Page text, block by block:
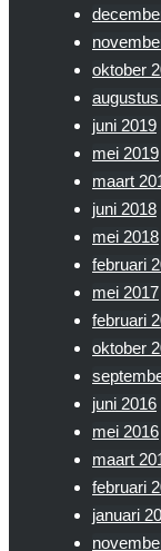
oktober
juni 2019
mei 2019
maart
juni 2018
mei 2018
februari
mei 2017
februari
oktober
juni 2016
mei 2016
maart
februari
januari